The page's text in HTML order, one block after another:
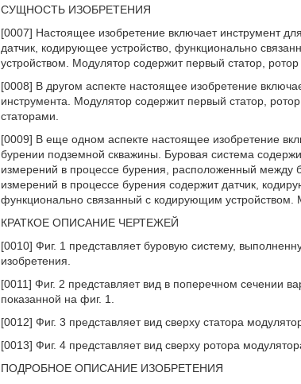
СУЩНОСТЬ ИЗОБРЕТЕНИЯ
[0007] Настоящее изобретение включает инструмент
датчик, кодирующее устройство, функционально
устройством. Модулятор содержит первый статор, ротор
[0008] В другом аспекте настоящее изобретение
инструмента. Модулятор содержит первый статор,
статорами.
[0009] В еще одном аспекте настоящее изобретение
бурении подземной скважины. Буровая система
измерений в процессе бурения, расположенный
измерений в процессе бурения содержит датчик,
функционально связанный с кодирующим устройством.
КРАТКОЕ ОПИСАНИЕ ЧЕРТЕЖЕЙ
[0010] Фиг. 1 представляет буровую систему,
изобретения.
[0011] Фиг. 2 представляет вид в поперечном сечении
показанной на фиг. 1.
[0012] Фиг. 3 представляет вид сверху статора
[0013] Фиг. 4 представляет вид сверху ротора
ПОДРОБНОЕ ОПИСАНИЕ ИЗОБРЕТЕНИЯ